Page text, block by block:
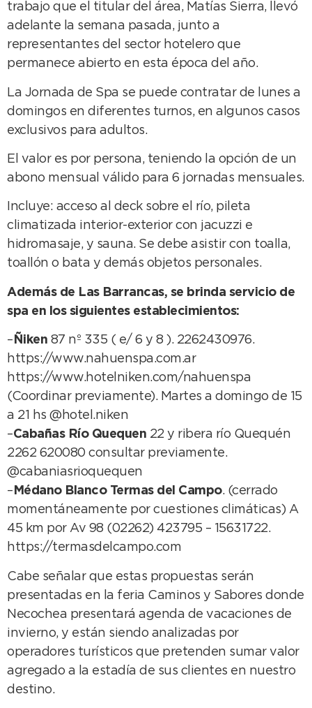
trabajo que el titular del área, Matías Sierra, llevó
adelante la semana pasada, junto a
representantes del sector hotelero que
permanece abierto en esta época del año.
La Jornada de Spa se puede contratar de lunes a
domingos en diferentes turnos, en algunos casos
exclusivos para adultos.
El valor es por persona, teniendo la opción de un
abono mensual válido para 6 jornadas mensuales.
Incluye: acceso al deck sobre el río, pileta
climatizada interior-exterior con jacuzzi e
hidromasaje, y sauna. Se debe asistir con toalla,
toallón o bata y demás objetos personales.
Además de Las Barrancas, se brinda servicio de
spa en los siguientes establecimientos:
– Ñiken 87 nº 335 ( e/ 6 y 8 ). 2262430976.
https://www.nahuenspa.com.ar
https://www.hotelniken.com/nahuenspa
(Coordinar previamente). Martes a domingo de 15
a 21 hs @hotel.niken
–Cabañas Río Quequen 22 y ribera río Quequén
2262 620080 consultar previamente.
@cabaniasrioquequen
– Médano Blanco Termas del Campo. (cerrado
momentáneamente por cuestiones climáticas) A
45 km por Av 98 (02262) 423795 – 15631722.
https://termasdelcampo.com
Cabe señalar que estas propuestas serán
presentadas en la feria Caminos y Sabores donde
Necochea presentará agenda de vacaciones de
invierno, y están siendo analizadas por
operadores turísticos que pretenden sumar valor
agregado a la estadía de sus clientes en nuestro
destino.